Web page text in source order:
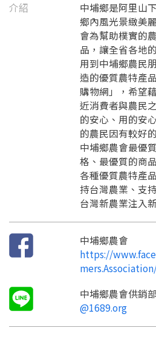
介紹
中埔鄉是阿里山
鄉內風光景緻美
會為幫助樸實的
品，讓全省各地
用到中埔鄉農民
造的優質農特產
購物網」，希望
近消費者與農民
的安心、用的安
的農民因有較好
中埔鄉農會最優
格、最優質的商
各種優質農特產
持台灣農業、支
台灣新農業注入
中埔鄉農會
https://
中埔鄉農會供銷部
@1689.org
要註冊
只要驗證手機號碼就能
您要繼續嗎
返回
請加入
加入「嘉義優鮮」
才能繼續註冊
點擊加入
返回
註冊完
註冊完成了！
填寫申請資料
返回首頁
訊息
確認
要申請新產
您的申請資料正在等
查看申請進度
要看申請秘
想知道怎麼做更容易
看看申請教學
如果你已經準備
點擊「直接申請」按鈕開
直接申請